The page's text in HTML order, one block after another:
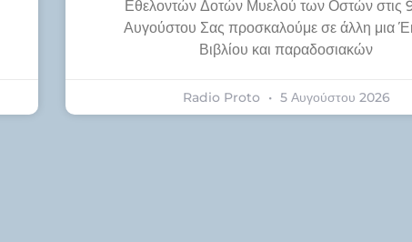
Εθελοντών Δοτών Μυελού των Οστών στις
Αυγούστου Σας προσκαλούμε σε άλλη μια
Βιβλίου και παραδοσιακών
Radio Proto 5 Αυγούστου 2026